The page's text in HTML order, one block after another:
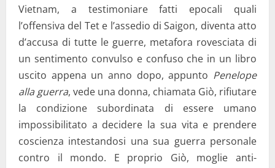
Vietnam, a testimoniare fatti epocali quali
l’offensiva del Tet e l’assedio di Saigon, diventa atto
d’accusa di tutte le guerre, metafora rovesciata di
un sentimento convulso e confuso che in un libro
uscito appena un anno dopo, appunto Penelope
alla guerra, vede una donna, chiamata Giò, rifiutare
la condizione subordinata di essere umano
impossibilitato a decidere la sua vita e prendere
coscienza intestandosi una sua guerra personale
contro il mondo. E proprio Giò, moglie anti-